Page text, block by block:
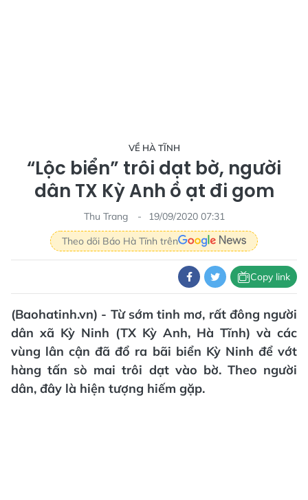
VỀ HÀ TĨNH
“Lộc biển” trôi dạt bờ, người
dân TX Kỳ Anh ồ ạt đi gom
Thu Trang
19/09/2020 07:31
Theo dõi Báo Hà Tĩnh trên
Copy link
(Baohatinh.vn) - Từ sớm tinh mơ, rất đông người
dân xã Kỳ Ninh (TX Kỳ Anh, Hà Tĩnh) và các
vùng lân cận đã đổ ra bãi biển Kỳ Ninh để vớt
hàng tấn sò mai trôi dạt vào bờ. Theo người
dân, đây là hiện tượng hiếm gặp.